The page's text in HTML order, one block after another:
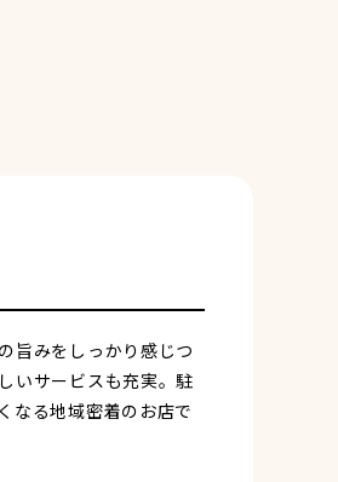
旨みをしっかり感じつ
いサービスも充実。駐
なる地域密着のお店で